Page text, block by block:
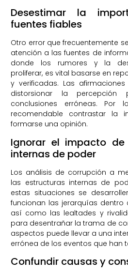
Desestimar la
fuentes fiables
Otro error que frecuentemente
atención a las fuentes de
donde los rumores y la
proliferar, es vital basarse en
y verificadas. Las
distorsionar la
conclusiones erróneas. Por
recomendable contrastar la
formarse una opinión.
Ignorar el impacto
internas de poder
Los análisis de corrupción a
las estructuras internas de
estas situaciones se
funcionan las jerarquías
así como las lealtades y
para desentrañar la trama de
aspectos puede llevar a una
errónea de los eventos que han
Confundir causas y